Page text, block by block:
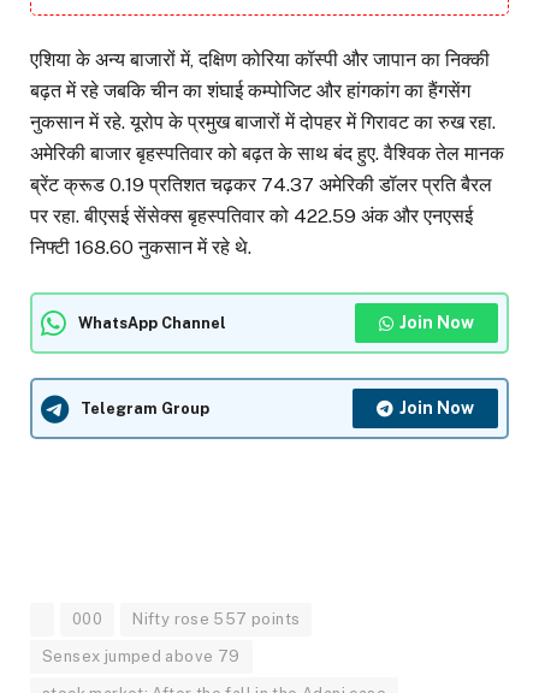
एशिया के अन्य बाजारों में, दक्षिण कोरिया कॉस्पी और जापान का निक्की
बढ़त में रहे जबकि चीन का शंघाई कम्पोजिट और हांगकांग का हैंगसेंग
नुकसान में रहे. यूरोप के प्रमुख बाजारों में दोपहर में गिरावट का रुख रहा.
अमेरिकी बाजार बृहस्पतिवार को बढ़त के साथ बंद हुए. वैश्विक तेल मानक
ब्रेंट क्रूड 0.19 प्रतिशत चढ़कर 74.37 अमेरिकी डॉलर प्रति बैरल
पर रहा. बीएसई सेंसेक्स बृहस्पतिवार को 422.59 अंक और एनएसई
निफ्टी 168.60 नुकसान में रहे थे.
WhatsApp Channel Join Now
Telegram Group Join Now
000 Nifty rose 557 points
Sensex jumped above 79